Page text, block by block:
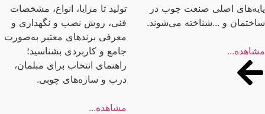
اصلی صنعت چوب در
و ...شناخته می‌شوند.
تولید تا مزایا، انواع، مشخصات
فنی، روش نصب و نگهداری و
معرفی برندهای معتبر به‌صورت
جامع و کاربردی بشناسید؛
راهنمای انتخاب برای مبلمان،
درب و سازه‌های چوبی.
مشاهده...